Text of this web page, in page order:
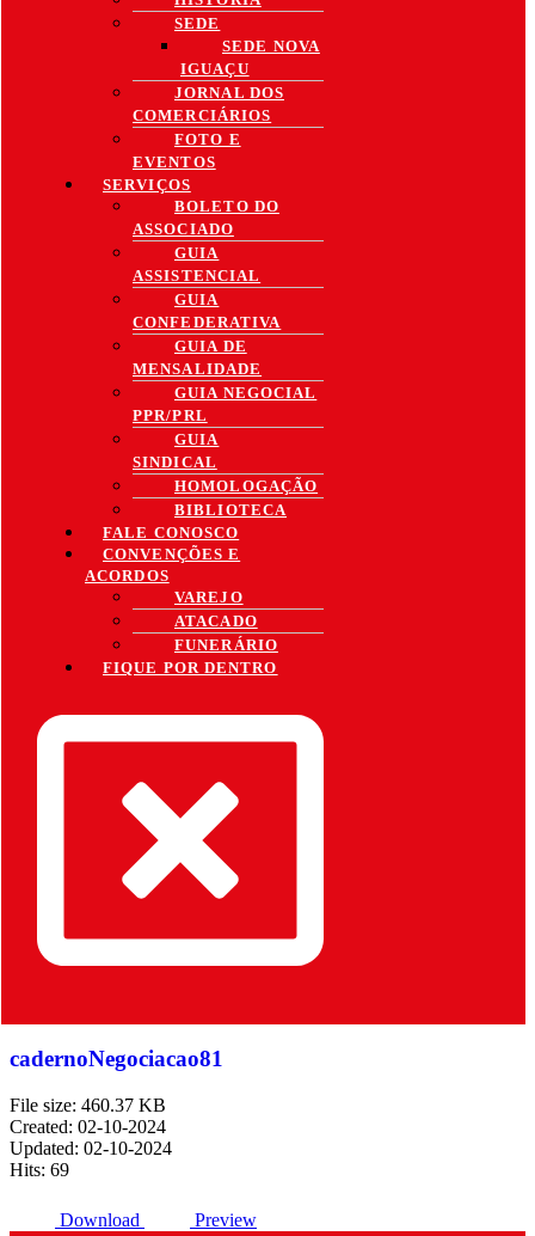
SEDE
SEDE NOVA
IGUAÇU
JORNAL DOS
COMERCIÁRIOS
FOTO E
EVENTOS
SERVIÇOS
BOLETO DO
ASSOCIADO
GUIA
ASSISTENCIAL
GUIA
CONFEDERATIVA
GUIA DE
MENSALIDADE
GUIA NEGOCIAL
PPR/PRL
GUIA
SINDICAL
HOMOLOGAÇÃO
BIBLIOTECA
FALE CONOSCO
CONVENÇÕES E
ACORDOS
VAREJO
ATACADO
FUNERÁRIO
FIQUE POR DENTRO
cadernoNegociacao81
File size: 460.37 KB
Created: 02-10-2024
Updated: 02-10-2024
Hits: 69
Download Preview